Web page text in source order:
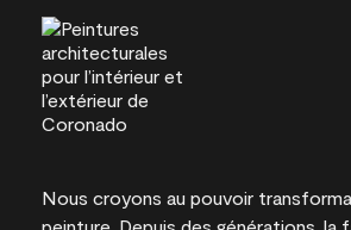
Nous croyons au pouvoir
peinture. Depuis des générations, la